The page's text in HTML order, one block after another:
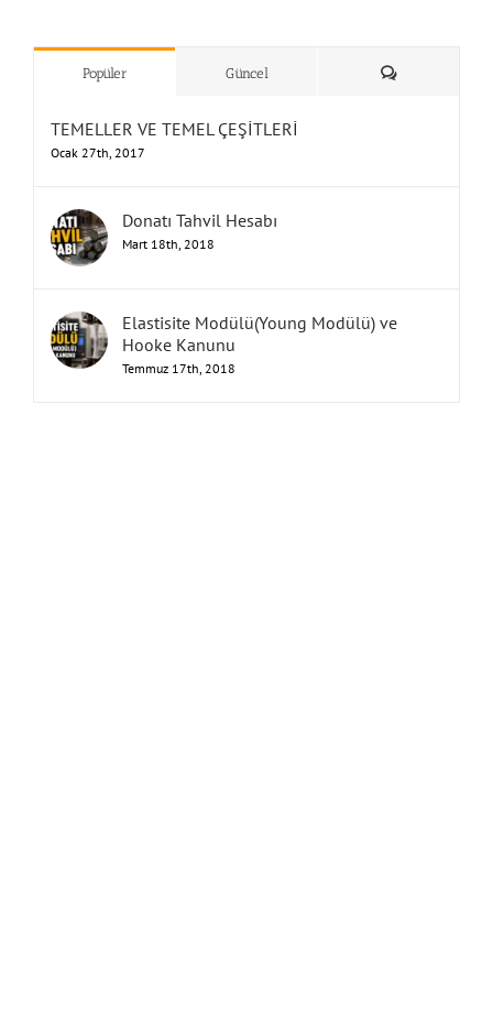
& ”Humbarahane”
Popüler Güncel Yorum
TEMELLER VE TEMEL ÇEŞİTLERİ
Ocak 27th, 2017
Donatı Tahvil Hesabı
Mart 18th, 2018
Elastisite Modülü(Young Modülü) ve
Hooke Kanunu
Temmuz 17th, 2018